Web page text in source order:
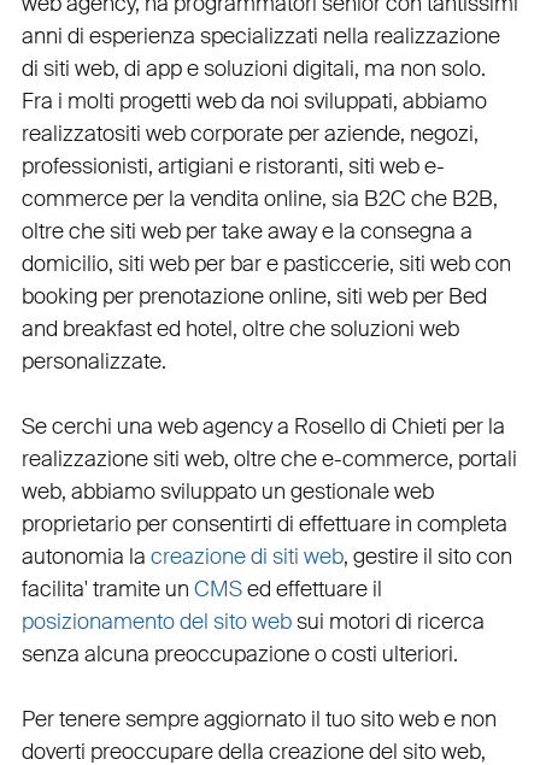
anni di esperienza specializzati nella realizzazione
di siti web, di app e soluzioni digitali, ma non solo.
Fra i molti progetti web da noi sviluppati, abbiamo
realizzatositi web corporateperaziende, negozi,
professionisti, artigiani e ristoranti, siti web e-
commerceper la vendita online, sia B2C che B2B,
oltre chesiti web per take awaye la consegna a
domicilio, siti web per bare pasticcerie, siti web con
booking per prenotazione online, siti web per Bed
and breakfast ed hotel, oltre chesoluzioni web
personalizzate.
Se cerchi una web agency a Rosellodi Chieti per la
realizzazione siti web, oltre chee-commerce, portali
web, abbiamo sviluppato un gestionale web
proprietario per consentirti di effettuare in completa
autonomia la creazione di siti web, gestire il sito con
facilita' tramite un CMSed effettuare il
posizionamento del sito websui motori di ricerca
senza alcuna preoccupazione o costi ulteriori.
Per tenere sempre aggiornato il tuo sito web e non
doverti preoccupare della creazione del sito web,